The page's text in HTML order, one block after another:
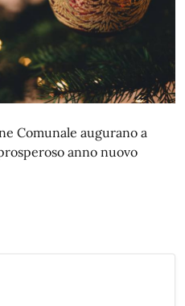
Comunale augurano a
anno nuovo